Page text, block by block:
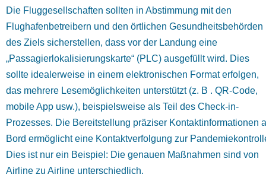
Die Fluggesellschaften sollten in Abstimmung mit den
Flughafenbetreibern und den örtlichen Gesundheitsbehörden
des Ziels sicherstellen, dass vor der Landung eine
„Passagierlokalisierungskarte“ (PLC) ausgefüllt wird. Dies
sollte idealerweise in einem elektronischen Format erfolgen,
das mehrere Lesemöglichkeiten unterstützt (z. B . QR-Code,
mobile App usw.), beispielsweise als Teil des Check-in-
Prozesses. Die Bereitstellung präziser Kontaktinformationen
Bord ermöglicht eine Kontaktverfolgung zur
Dies ist nur ein Beispiel: Die genauen Maßnahmen sind von
Airline zu Airline unterschiedlich.